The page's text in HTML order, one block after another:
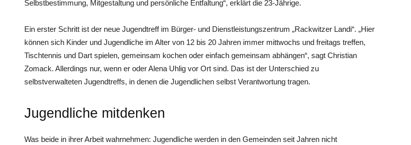
Selbstbestimmung, Mitgestaltung und persönliche Entfaltung“, erklärt die 23-Jährige.
Ein erster Schritt ist der neue Jugendtreff im Bürger- und Dienstleistungszentrum „Rackwitzer Landi“. „Hier
können sich Kinder und Jugendliche im Alter von 12 bis 20 Jahren immer mittwochs und freitags treffen,
Tischtennis und Dart spielen, gemeinsam kochen oder einfach gemeinsam abhängen“, sagt Christian
Zomack. Allerdings nur, wenn er oder Alena Uhlig vor Ort sind. Das ist der Unterschied zu
selbstverwalteten Jugendtreffs, in denen die Jugendlichen selbst Verantwortung tragen.
Jugendliche mitdenken
Was beide in ihrer Arbeit wahrnehmen: Jugendliche werden in den Gemeinden seit Jahren nicht